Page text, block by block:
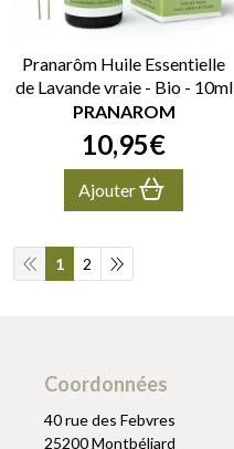
Pranarôm Huile Essentielle
de Lavande vraie - Bio - 10ml
PRANAROM
10,95€
Ajouter
1 2
Coordonnées
40 rue des Febvres
25200 Montbéliard